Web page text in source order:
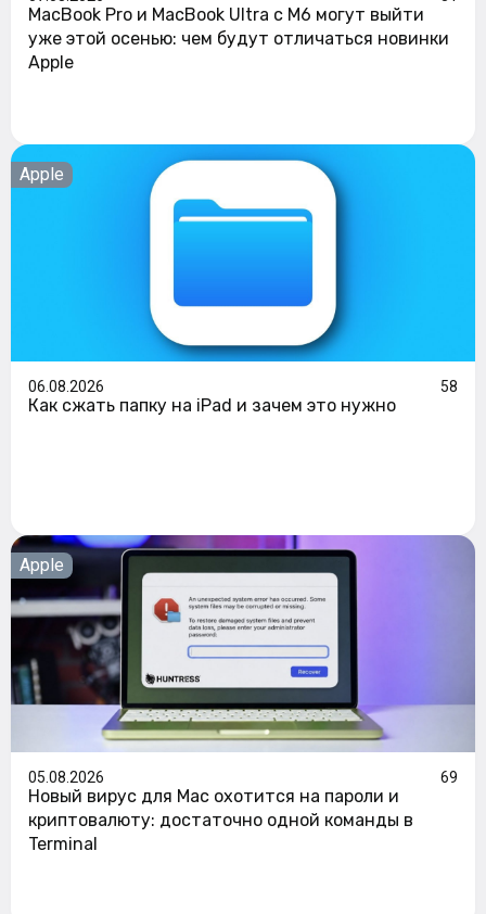
MacBook Pro и MacBook Ultra с M6 могут выйти
уже этой осенью: чем будут отличаться новинки
Apple
Apple
06.08.2026 58
Как сжать папку на iPad и зачем это нужно
Apple
05.08.2026 69
Новый вирус для Mac охотится на пароли и
криптовалюту: достаточно одной команды в
Terminal